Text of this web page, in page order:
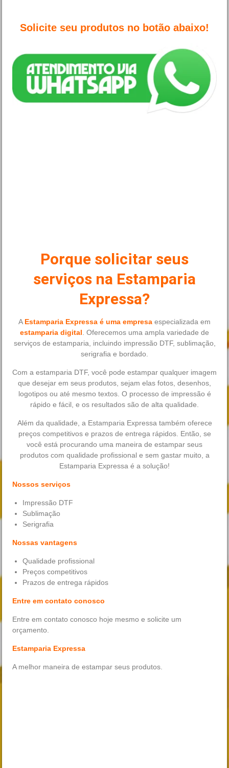
Solicite seu produtos no botão abaixo!
Porque solicitar seus
serviços na Estamparia
Expressa?
A Estamparia Expressa é uma empresa especializada em
estamparia digital . Oferecemos uma ampla variedade de
serviços de estamparia, incluindo impressão DTF, sublimação,
serigrafia e bordado.
Com a estamparia DTF, você pode estampar qualquer imagem
que desejar em seus produtos, sejam elas fotos, desenhos,
logotipos ou até mesmo textos. O processo de impressão é
rápido e fácil, e os resultados são de alta qualidade.
Além da qualidade, a Estamparia Expressa também oferece
preços competitivos e prazos de entrega rápidos. Então, se
você está procurando uma maneira de estampar seus
produtos com qualidade profissional e sem gastar muito, a
Estamparia Expressa é a solução!
Nossos serviços
Impressão DTF
Sublimação
Serigrafia
Nossas vantagens
Qualidade profissional
Preços competitivos
Prazos de entrega rápidos
Entre em contato conosco
Entre em contato conosco hoje mesmo e solicite um
orçamento.
Estamparia Expressa
A melhor maneira de estampar seus produtos.